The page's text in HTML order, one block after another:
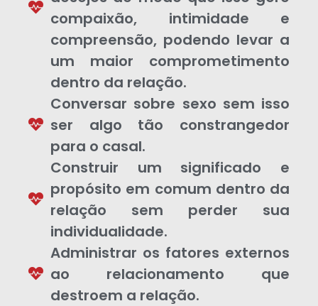
compaixão, intimidade e
compreensão, podendo levar a
um maior comprometimento
dentro da relação.
Conversar sobre sexo sem isso
ser algo tão constrangedor
para o casal.
Construir um significado e
propósito em comum dentro da
relação sem perder sua
individualidade.
Administrar os fatores externos
ao relacionamento que
destroem a relação.